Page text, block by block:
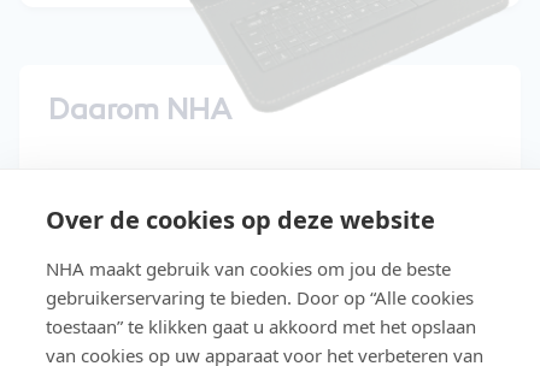
Over de cookies op deze website
NHA maakt gebruik van cookies om jou de beste
gebruikerservaring te bieden. Door op “Alle cookies
toestaan” te klikken gaat u akkoord met het opslaan
van cookies op uw apparaat voor het verbeteren van
Daarom NHA
Start direct met de cursus
Studeer in je eigen tempo
Niet geslaagd? Lesgeld terug